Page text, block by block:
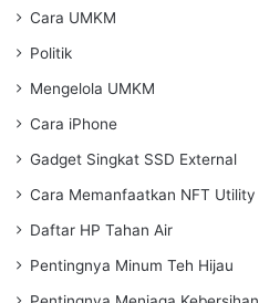
Cara UMKM
Politik
Mengelola UMKM
Cara iPhone
Gadget Singkat SSD External
Cara Memanfaatkan NFT Utility
Daftar HP Tahan Air
Pentingnya Minum Teh Hijau